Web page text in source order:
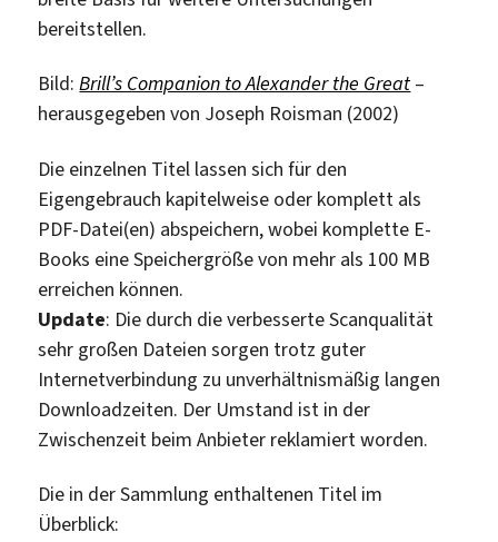
bereitstellen.
Bild:Brill’s Companion to Alexander the Great–
herausgegeben von Joseph Roisman (2002)
Die einzelnen Titel lassen sich für den
Eigengebrauch kapitelweise oder komplett als
PDF-Datei(en) abspeichern, wobei komplette E-
Books eine Speichergröße von mehr als 100 MB
erreichen können.
Update: Die durch die verbesserte Scanqualität
sehr großen Dateien sorgen trotz guter
Internetverbindung zu unverhältnismäßig langen
Downloadzeiten. Der Umstand ist in der
Zwischenzeit beim Anbieter reklamiert worden.
Die in der Sammlung enthaltenen Titel im
Überblick: